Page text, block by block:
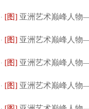
· [图] 亚洲艺术巅峰人
仕品作品展
· [图] 亚洲艺术巅峰人
有宏作品展
· [图] 亚洲艺术巅峰人
红专题报道
· [图] 亚洲艺术巅峰人